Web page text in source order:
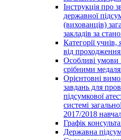
Інструкція про
державної
(вихованців)
закладів за
Категорії
від
Особливі умови
срібними
Орієнтовні
завдань для
підсумкової
системі
2017/2018
Графік
Державна